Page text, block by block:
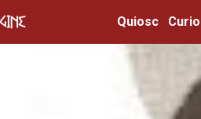
Quiosc